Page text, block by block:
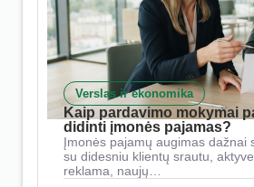
Verslas ir ekonomika
Kaip pardavimo mokymai
didinti įmonės pajamas?
Įmonės pajamų augimas dažnai
su didesniu klientų srautu,
reklama, naujų…